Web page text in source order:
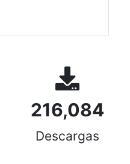
216,084
Descargas